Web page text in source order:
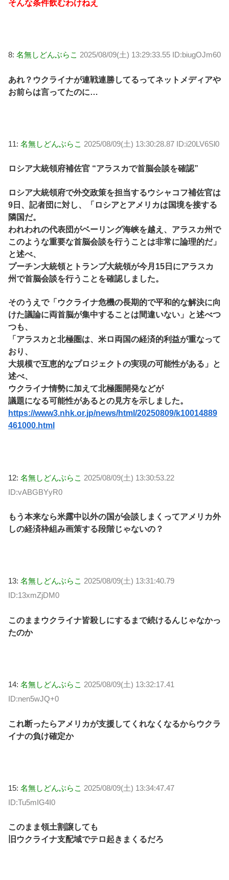
そんな条件飲むわけねえ
8: 名無しどんぶらこ 2025/08/09(土) 13:29:33.55 ID:biugOJm60
あれ？ウクライナが連戦連勝してるってネットメディアや
お前らは言ってたのに…
11: 名無しどんぶらこ 2025/08/09(土) 13:30:28.87 ID:i20LV6Sl0
ロシア大統領府補佐官 “アラスカで首脳会談を確認”
ロシア大統領府で外交政策を担当するウシャコフ補佐官は
9日、記者団に対し、「ロシアとアメリカは国境を接する
隣国だ。
われわれの代表団がベーリング海峡を越え、アラスカ州で
このような重要な首脳会談を行うことは非常に論理的だ」
と述べ、
プーチン大統領とトランプ大統領が今月15日にアラスカ
州で首脳会談を行うことを確認しました。
そのうえで「ウクライナ危機の長期的で平和的な解決に向
けた議論に両首脳が集中することは間違いない」と述べつ
つも、
「アラスカと北極圏は、米ロ両国の経済的利益が重なって
おり、
大規模で互恵的なプロジェクトの実現の可能性がある」と
述べ、
ウクライナ情勢に加えて北極圏開発などが
議題になる可能性があるとの見方を示しました。
https://www3.nhk.or.jp/news/html/20250809/k10014889
461000.html
12: 名無しどんぶらこ 2025/08/09(土) 13:30:53.22
ID:vABGBYyR0
もう本来なら米露中以外の国が会談しまくってアメリカ外
しの経済枠組み画策する段階じゃないの？
13: 名無しどんぶらこ 2025/08/09(土) 13:31:40.79
ID:13xmZjDM0
このままウクライナ皆殺しにするまで続けるんじゃなかっ
たのか
14: 名無しどんぶらこ 2025/08/09(土) 13:32:17.41
ID:nen5wJQ+0
これ断ったらアメリカが支援してくれなくなるからウクラ
イナの負け確定か
15: 名無しどんぶらこ 2025/08/09(土) 13:34:47.47
ID:Tu5mIG4I0
このまま領土割譲しても
旧ウクライナ支配域でテロ起きまくるだろ